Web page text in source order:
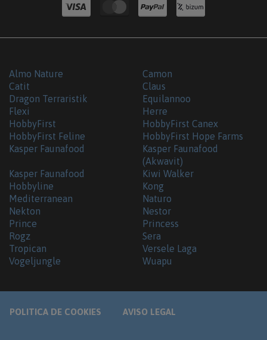
Almo Nature
Camon
Catit
Claus
Dragon Terraristik
Equilannoo
Flexi
Herre
HobbyFirst
HobbyFirst Canex
HobbyFirst Feline
HobbyFirst Hope Farms
Kasper Faunafood
Kasper Faunafood
(Akwavit)
Kasper Faunafood
Hobbyline
Kiwi Walker
Kong
Mediterranean
Naturo
Nekton
Nestor
Prince
Princess
Rogz
Sera
Tropican
Versele Laga
Vogeljungle
Wuapu
POLITICA DE COOKIES AVISO LEGAL